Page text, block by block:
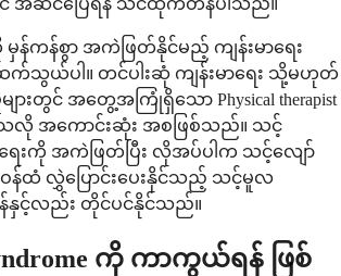
န်ကန်စွာ အကဲဖြတ်နိုင်မည့် ကျန်းမာရေး
က်သွယ်ပါ။ တင်ပါးဆုံ ကျန်းမာရေး သို့မဟုတ်
းတွင် အတွေ့အကြုံရှိသော Physical therapist
အကောင်းဆုံး အစဖြစ်သည်။ သင့်
ေးကို အကဲဖြတ်ပြီး လိုအပ်ပါက သင့်လျော်
ထံ လွှဲပြောင်းပေးနိုင်သည့် သင့်မူလ
န်နှင့်လည်း တိုင်ပင်နိုင်သည်။
ကို ကာကွယ်ရန် ဖြစ်